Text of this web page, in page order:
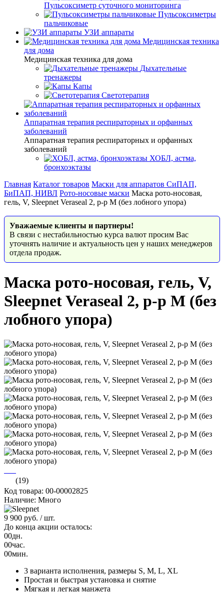
Пульсоксиметр суточного мониторинга
Пульсоксиметры
пальчиковые
УЗИ аппараты
Медицинская техника
для дома
Медицинская техника для дома
Дыхательные
тренажеры
Капы
Светотерапия
Аппаратная терапия респираторных и орфанных
заболеваний
Аппаратная терапия респираторных и орфанных
заболеваний
ХОБЛ, астма,
бронхоэктазы
Главная Каталог товаров Маски для аппаратов СиПАП,
БиПАП, НИВЛ Рото-носовые маски Маска рото-носовая,
гель, V, Sleepnet Veraseal 2, р-р M (без лобного упора)
Уважаемые клиенты и партнеры!
В связи с нестабильностью курса валют просим Вас
уточнять наличие и актуальность цен у наших менеджеров
отдела продаж.
Маска рото-носовая, гель, V,
Sleepnet Veraseal 2, р-р M (без
лобного упора)
(19)
Код товара: 00-00002825
Наличие: Много
9 900 руб. / шт.
До конца акции осталось:
00дн.
00час.
00мин.
3 варианта исполнения, размеры S, M, L, XL
Простая и быстрая установка и снятие
Мягкая и легкая манжета